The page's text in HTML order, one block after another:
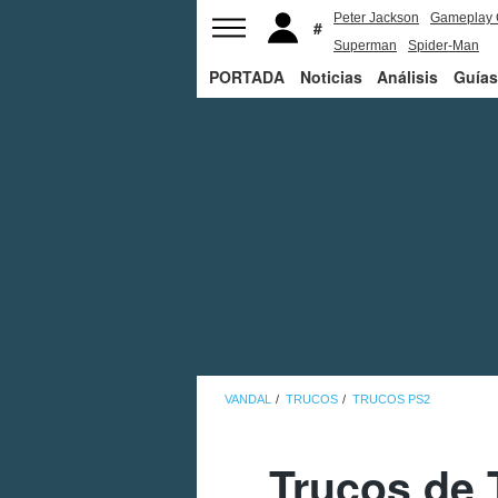
Peter Jackson
Gameplay
Superman
Spider-Man
PORTADA Noticias Análisis Guías
VANDAL TRUCOS TRUCOS PS2